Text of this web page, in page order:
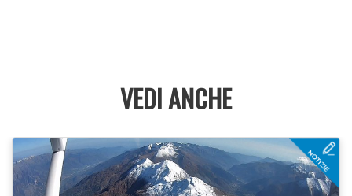
VEDI ANCHE